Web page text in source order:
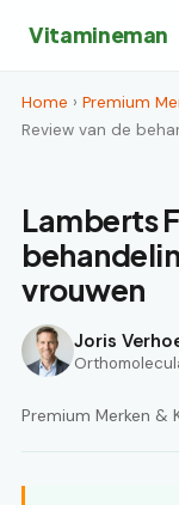
Vitamineman
Home › Premium
Review van de
Lamberts
vrouwen
Joris
Premium Merken &